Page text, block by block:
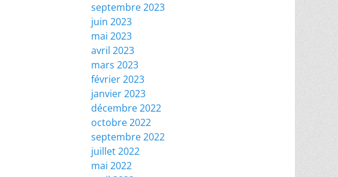
septembre 2023
juin 2023
mai 2023
avril 2023
mars 2023
février 2023
janvier 2023
décembre 2022
octobre 2022
septembre 2022
juillet 2022
mai 2022